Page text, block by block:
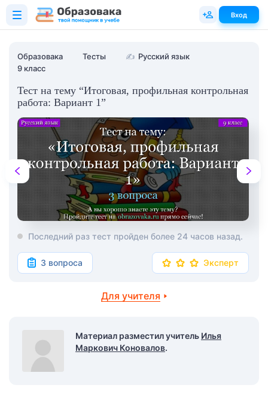
Образовака Тесты ✍ Русский язык
9 класс
Тест на тему “Итоговая, профильная контрольная
работа: Вариант 1”
Последний раз тест пройден более 24 часов назад.
3 вопроса Эксперт
Для учителя
Материал разместил учитель Илья
Маркович Коновалов.
Вход